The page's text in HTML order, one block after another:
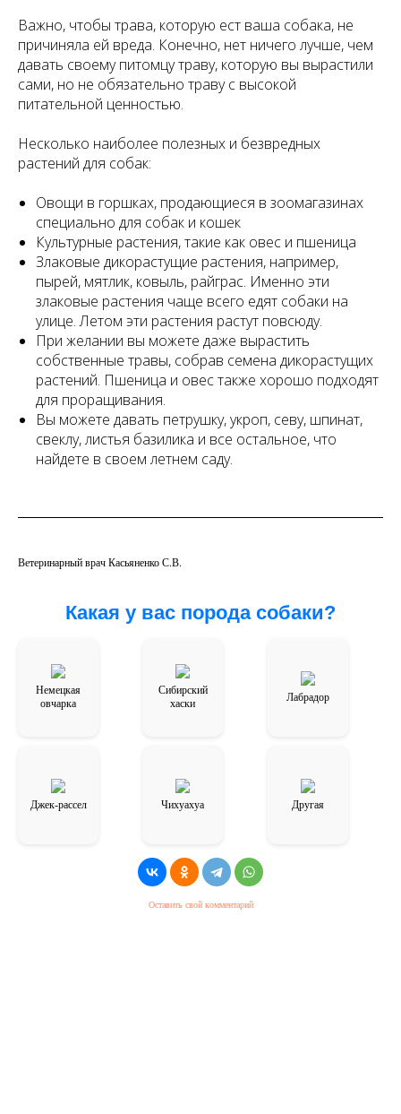
Важно, чтобы трава, которую ест ваша собака, не
причиняла ей вреда. Конечно, нет ничего лучше, чем
давать своему питомцу траву, которую вы вырастили
сами, но не обязательно траву с высокой
питательной ценностью.
Несколько наиболее полезных и безвредных
растений для собак:
Овощи в горшках, продающиеся в зоомагазинах
специально для собак и кошек
Культурные растения, такие как овес и пшеница
Злаковые дикорастущие растения, например,
пырей, мятлик, ковыль, райграс. Именно эти
злаковые растения чаще всего едят собаки на
улице. Летом эти растения растут повсюду.
При желании вы можете даже вырастить
собственные травы, собрав семена дикорастущих
растений. Пшеница и овес также хорошо подходят
для проращивания.
Вы можете давать петрушку, укроп, севу, шпинат,
свеклу, листья базилика и все остальное, что
найдете в своем летнем саду.
Ветеринарный врач Касьяненко С.В.
Какая у вас порода собаки?
Немецкая
овчарка
Сибирский
хаски
Лабрадор
Джек-рассел Чихуахуа Другая
Оставить свой комментарий